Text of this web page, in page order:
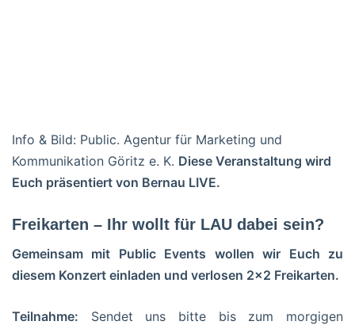
Info & Bild: Public. Agentur für Marketing und
Kommunikation Göritz e. K. Diese Veranstaltung wird
Euch präsentiert von Bernau LIVE.
Freikarten – Ihr wollt für LAU dabei sein?
Gemeinsam mit Public Events wollen wir Euch zu
diesem Konzert einladen und verlosen 2×2 Freikarten.
Teilnahme: Sendet uns bitte bis zum morgigen